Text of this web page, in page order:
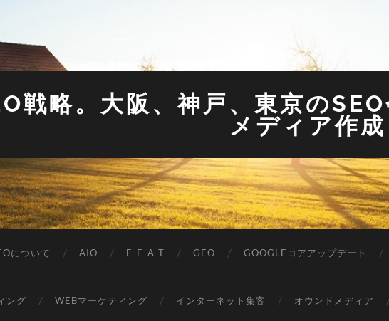
戦略。大阪、神戸、東京の
メディア作成
について AIO E-E-A-T GEO GOOGLEコアアップデート
ング WEBマーケティング インターネット集客 オウンドメディア